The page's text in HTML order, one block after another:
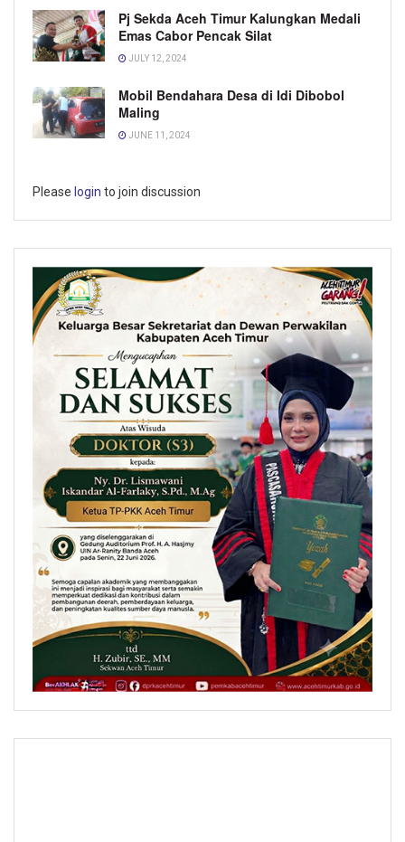
Pj Sekda Aceh Timur Kalungkan Medali
Emas Cabor Pencak Silat
JULY 12, 2024
Mobil Bendahara Desa di Idi Dibobol
Maling
JUNE 11, 2024
Please login to join discussion